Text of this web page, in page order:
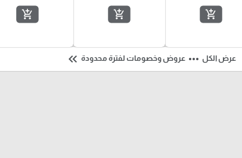
add_shopping_cart
add_shopping_cart
add_shopping_cart
عرض الكل more_horiz عروض وخصومات لفترة محدودة keyboard_double_arrow_left